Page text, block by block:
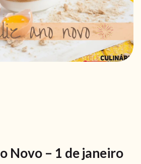
Novo – 1 de janeiro